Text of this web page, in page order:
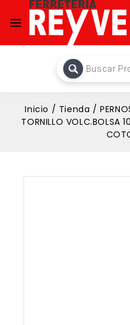
Inicio / Tienda /
TORNILLO VOLC.BOLSA